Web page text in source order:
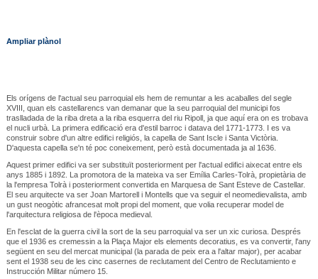
Ampliar plànol
Els orígens de l'actual seu parroquial els hem de remuntar a les acaballes del segle
XVIII, quan els castellarencs van demanar que la seu parroquial del municipi fos
traslladada de la riba dreta a la riba esquerra del riu Ripoll, ja que aquí era on es trobava
el nucli urbà. La primera edificació era d'estil barroc i datava del 1771-1773. I es va
construir sobre d'un altre edifici religiós, la capella de Sant Iscle i Santa Victòria.
D'aquesta capella se'n té poc coneixement, però està documentada ja al 1636.
Aquest primer edifici va ser substituït posteriorment per l'actual edifici aixecat entre els
anys 1885 i 1892. La promotora de la mateixa va ser Emília Carles-Tolrà, propietària de
la l'empresa Tolrà i posteriorment convertida en Marquesa de Sant Esteve de Castellar.
El seu arquitecte va ser Joan Martorell i Montells que va seguir el neomedievalista, amb
un gust neogòtic afrancesat molt propi del moment, que volia recuperar model de
l'arquitectura religiosa de l'època medieval.
En l'esclat de la guerra civil la sort de la seu parroquial va ser un xic curiosa. Després
que el 1936 es cremessin a la Plaça Major els elements decoratius, es va convertir, l'any
següent en seu del mercat municipal (la parada de peix era a l'altar major), per acabar
sent el 1938 seu de les cinc casernes de reclutament del Centro de Reclutamiento e
Instrucción Militar número 15.